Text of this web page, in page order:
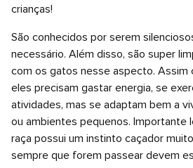
crianças!
São conhecidos por serem
necessário. Além disso, são super
com os gatos nesse aspecto. Assim
eles precisam gastar energia, se
atividades, mas se adaptam bem a
ou ambientes pequenos. Importante
raça possui um instinto caçador
sempre que forem passear devem